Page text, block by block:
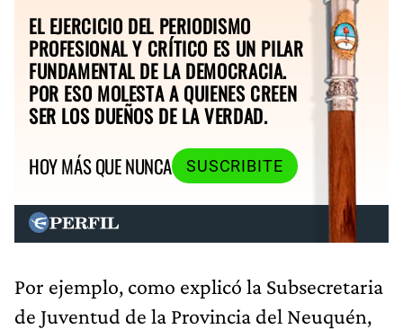
EL EJERCICIO DEL PERIODISMO
PROFESIONAL Y CRÍTICO ES UN PILAR
FUNDAMENTAL DE LA DEMOCRACIA.
POR ESO MOLESTA A QUIENES CREEN
SER LOS DUEÑOS DE LA VERDAD.
HOY MÁS QUE NUNCA
SUSCRIBITE
Por ejemplo, como explicó la Subsecretaria
de Juventud de la Provincia del Neuquén,